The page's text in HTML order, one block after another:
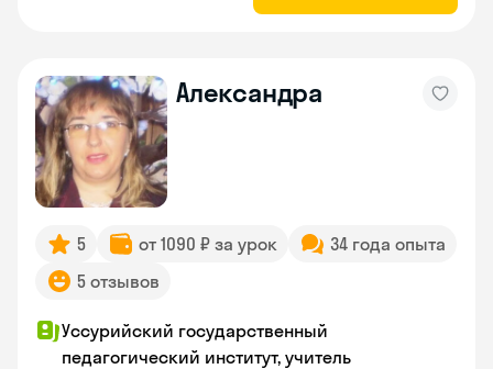
Александра
5 от 1090 ₽ за урок
34 года опыта
5 отзывов
Уссурийский государственный
педагогический институт, учитель